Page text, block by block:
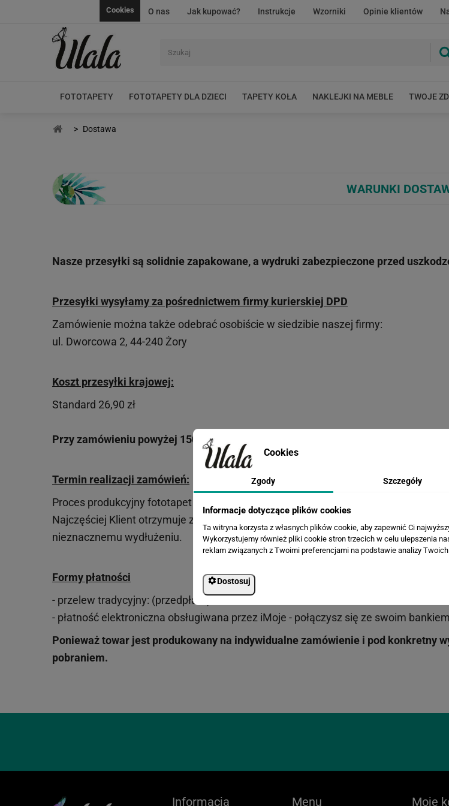
O nas Jak kupować? Instrukcje Wzorniki Opinie klientów
Cookies
FOTOTAPETY FOTOTAPETY DLA DZIECI TAPETY KOŁA NAKLEJKI NA MEBLE TWOJE
> Dostawa
WARUNKI
Nasze przesyłki są solidnie zapakowane, a wydruki zabezpieczone przed
Przesyłki wysyłamy za pośrednictwem firmy kurierskiej DPD
Zamówienie można także odebrać osobiście w siedzibie naszej firmy:
ul. Dworcowa 2, 44-240 Żory
Koszt przesyłki krajowej:
Standard 26,90 zł
Przy zamówieniu powyżej 150 zł - przesyłka krajowa
Termin realizacji zamówień:
Proces produkcyjny fototapet trwa od 4 do 7 dni roboczych, dostawa to kolejne 1 lub
Najczęściej Klient otrzymuje zamówiony towar do 9 dni roboczych od
nieznacznemu wydłużeniu.
Formy płatności
- przelew tradycyjny: (przedpłata) nr konta
- płatność elektroniczna obsługiwana przez iMoje - połączysz się ze swoim
Ponieważ towar jest produkowany na indywidualne zamówienie i pod konkretny
pobraniem.
Informacja Menu Moje
Cookies
Zgody Szczegóły
Informacje dotyczące plików cookies
Ta witryna korzysta z własnych plików cookie, aby zapewnić Ci
Wykorzystujemy również pliki cookie stron trzecich w celu ulepszenia
reklam związanych z Twoimi preferencjami na podstawie analizy
Dostosuj